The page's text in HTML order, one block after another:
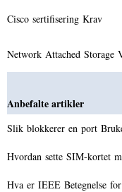
Cisco sertifisering Krav
Network Attached Storage
Anbefalte artikler
Slik blokkerer en port
Hvordan sette SIM-kortet
Hva er IEEE Betegnelse